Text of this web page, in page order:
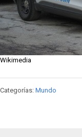
Wikimedia
Categorías: Mundo